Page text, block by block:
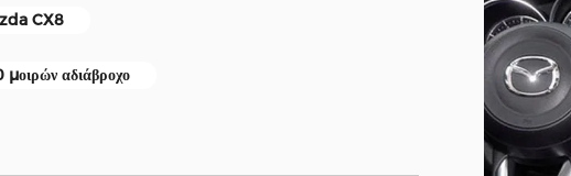
CX8
αδιάβροχο